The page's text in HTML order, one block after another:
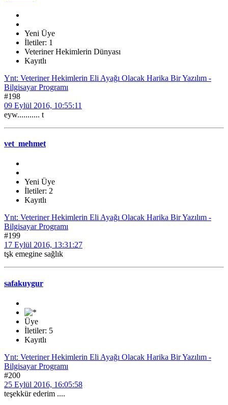
Yeni Üye
İletiler: 1
Veteriner Hekimlerin Dünyası
Kayıtlı
Ynt: Veteriner Hekimlerin Eli Ayağı Olacak Harika Bir Yazılım -
Bilgisayar Programı
#198
09 Eylül 2016, 10:55:11
eyw........... t
vet_mehmet
Yeni Üye
İletiler: 2
Kayıtlı
Ynt: Veteriner Hekimlerin Eli Ayağı Olacak Harika Bir Yazılım -
Bilgisayar Programı
#199
17 Eylül 2016, 13:31:27
tşk emegine sağlık
safakuygur
Üye
İletiler: 5
Kayıtlı
Ynt: Veteriner Hekimlerin Eli Ayağı Olacak Harika Bir Yazılım -
Bilgisayar Programı
#200
25 Eylül 2016, 16:05:58
teşekkür ederim ....